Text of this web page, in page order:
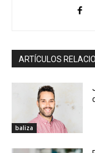
ARTÍCULOS
baliza